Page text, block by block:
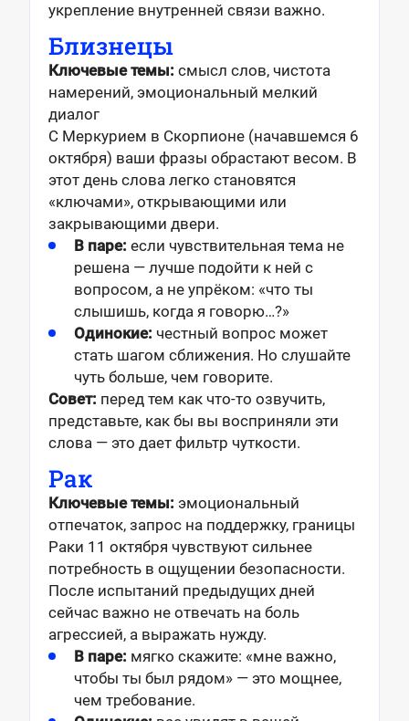
укрепление внутренней связи важно.
Близнецы
Ключевые темы: смысл слов, чистота
намерений, эмоциональный мелкий
диалог
С Меркурием в Скорпионе (начавшемся 6
октября) ваши фразы обрастают весом. В
этот день слова легко становятся
«ключами», открывающими или
закрывающими двери.
В паре: если чувствительная тема не
решена — лучше подойти к ней с
вопросом, а не упрёком: «что ты
слышишь, когда я говорю…?»
Одинокие: честный вопрос может
стать шагом сближения. Но слушайте
чуть больше, чем говорите.
Совет: перед тем как что-то озвучить,
представьте, как бы вы восприняли эти
слова — это дает фильтр чуткости.
Рак
Ключевые темы: эмоциональный
отпечаток, запрос на поддержку, границы
Раки 11 октября чувствуют сильнее
потребность в ощущении безопасности.
После испытаний предыдущих дней
сейчас важно не отвечать на боль
агрессией, а выражать нужду.
В паре: мягко скажите: «мне важно,
чтобы ты был рядом» — это мощнее,
чем требование.